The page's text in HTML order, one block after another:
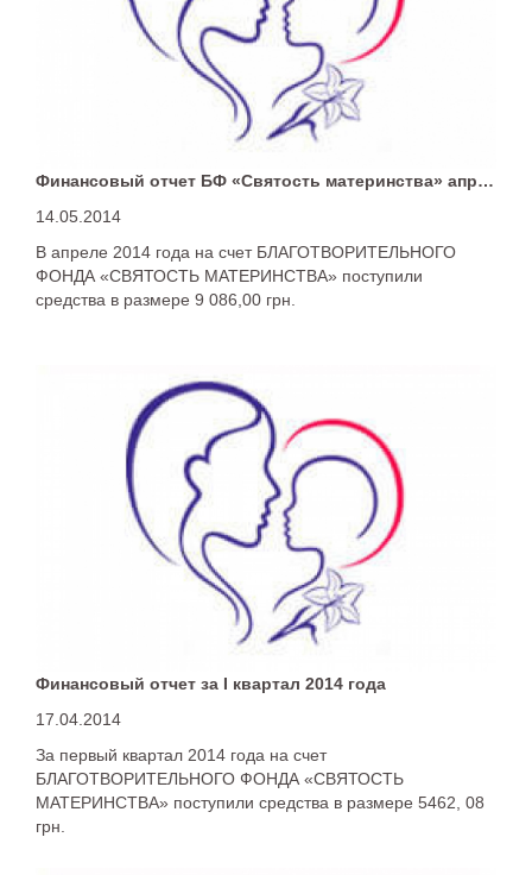
Финансовый отчет БФ «Святость материнства» апрель 2014 ГОД
14.05.2014
В апреле 2014 года на счет БЛАГОТВОРИТЕЛЬНОГО
ФОНДА «СВЯТОСТЬ МАТЕРИНСТВА» поступили
средства в размере 9 086,00 грн.
Финансовый отчет за I квартал 2014 года
17.04.2014
За первый квартал 2014 года на счет
БЛАГОТВОРИТЕЛЬНОГО ФОНДА «СВЯТОСТЬ
МАТЕРИНСТВА» поступили средства в размере 5462, 08
грн.